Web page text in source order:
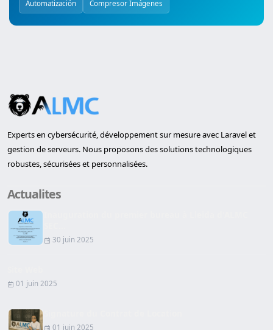
Automatización Compresor Imágenes
Experts en cybersécurité, développement sur mesure avec Laravel et
gestion de serveurs. Nous proposons des solutions technologiques
robustes, sécurisées et personnalisées.
Actualites
30 juin 2025
01 juin 2025
01 juin 2025